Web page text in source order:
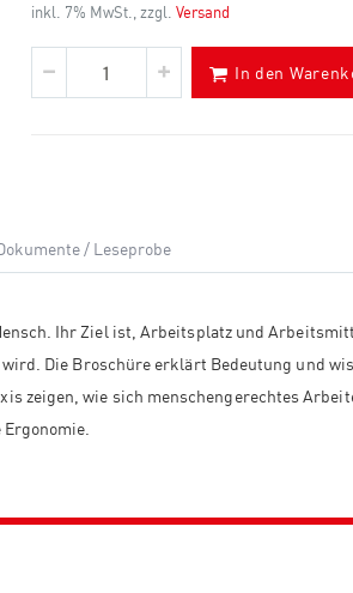
inkl. 7% MwSt., zzgl. Versand
In den
Ihr Ziel ist, Arbeitsplatz und
Die Broschüre erklärt Bedeutung und
zeigen, wie sich menschengerechtes
/ Leseprobe